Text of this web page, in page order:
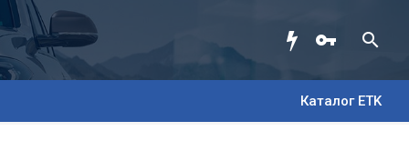
Каталог ETK